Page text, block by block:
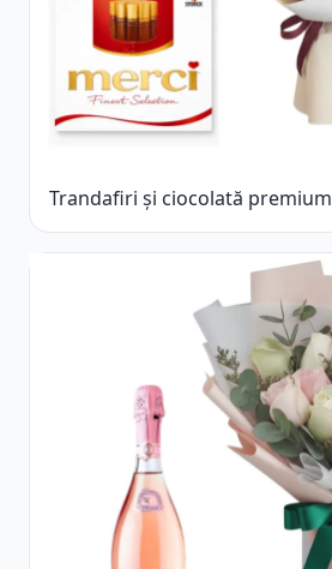
Trandafiri și ciocolată premium